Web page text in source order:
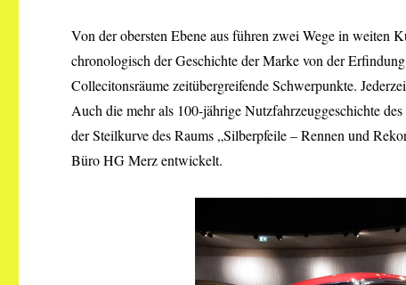
Von der obersten Ebene aus führen zwei Wege in weiten
chronologisch der Geschichte der Marke von der
Collecitonsräume zeitübergreifende Schwerpunkte.
Auch die mehr als 100-jährige Nutzfahrzeuggeschichte
der Steilkurve des Raums „Silberpfeile – Rennen und
Büro HG Merz entwickelt.